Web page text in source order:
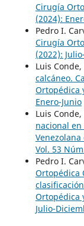
Cirugía
(2024):
Pedro I.
Cirugía
(2022):
Luis
calcáneo.
Ortopédica
Enero-Junio
Luis
nacional
Vol. 53
Pedro I.
Ortopédica
clasificación
Ortopédica
Julio-